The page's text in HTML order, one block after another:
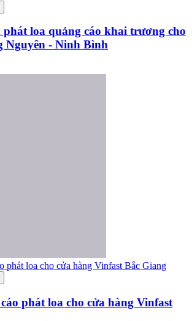
loa quảng cáo khai trương cho
Nguyên - Ninh Bình
phát loa cho cửa hàng Vinfast